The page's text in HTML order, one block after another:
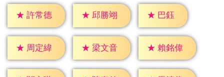
★ 許常德 ★ 邱勝翊 ★ 巴鈺
★ 周定緯 ★ 梁文音 ★ 賴銘偉